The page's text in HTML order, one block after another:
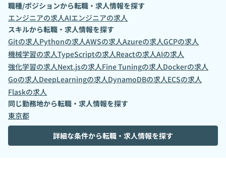
職種/ポジションから転職・求人情報を探す
エンジニアの求人AIエンジニアの求人
スキルから転職・求人情報を探す
Gitの求人Pythonの求人AWSの求人Azureの求人GCPの求人
機械学習の求人TypeScriptの求人Reactの求人AIの求人
強化学習の求人Next.jsの求人Fine Tuningの求人Dockerの求人
Goの求人DeepLearningの求人DynamoDBの求人ECSの求人
Flaskの求人
同じ勤務地から転職・求人情報を探す
東京都
詳細な条件から転職・求人情報を探す